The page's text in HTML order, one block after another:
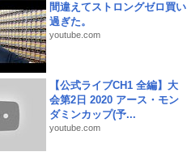
間違えてストロングゼロ買い
過ぎた。
youtube.com
【公式ライブCH1 全編】大
会第2日 2020 アース・モン
ダミンカップ(予...
youtube.com